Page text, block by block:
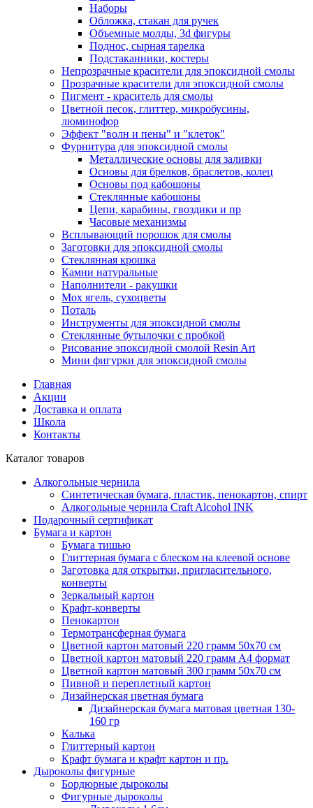
Наборы
Обложка, стакан для ручек
Объемные молды, 3d фигуры
Поднос, сырная тарелка
Подстаканники, костеры
Непрозрачные красители для эпоксидной смолы
Прозрачные красители для эпоксидной смолы
Пигмент - краситель для смолы
Цветной песок, глиттер, микробусины,
люминофор
Эффект "волн и пены" и "клеток"
Фурнитура для эпоксидной смолы
Металлические основы для заливки
Основы для брелков, браслетов, колец
Основы под кабошоны
Стеклянные кабошоны
Цепи, карабины, гвоздики и пр
Часовые механизмы
Всплывающий порошок для смолы
Заготовки для эпоксидной смолы
Стеклянная крошка
Камни натуральные
Наполнители - ракушки
Мох ягель, сухоцветы
Поталь
Инструменты для эпоксидной смолы
Стеклянные бутылочки с пробкой
Рисование эпоксидной смолой Resin Art
Мини фигурки для эпоксидной смолы
Главная
Акции
Доставка и оплата
Школа
Контакты
Каталог товаров
Алкогольные чернила
Синтетическая бумага, пластик, пенокартон, спирт
Алкогольные чернила Craft Alcohol INK
Подарочный сертификат
Бумага и картон
Бумага тишью
Глиттерная бумага с блеском на клеевой основе
Заготовка для открытки, пригласительного,
конверты
Зеркальный картон
Крафт-конверты
Пенокартон
Термотрансферная бумага
Цветной картон матовый 220 грамм 50х70 см
Цветной картон матовый 220 грамм A4 формат
Цветной картон матовый 300 грамм 50х70 см
Пивной и переплетный картон
Дизайнерская цветная бумага
Дизайнерская бумага матовая цветная 130-
160 гр
Калька
Глиттерный картон
Крафт бумага и крафт картон и пр.
Дыроколы фигурные
Бордюрные дыроколы
Фигурные дыроколы